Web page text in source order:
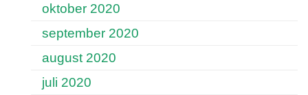
oktober 2020
september 2020
august 2020
juli 2020